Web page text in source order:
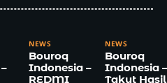
NEWS
Bouroq
Indonesia –
REDMI
NEWS
Bouroq
Indonesia –
Takut Hasil